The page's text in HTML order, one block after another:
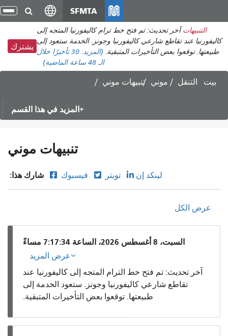
انتقل
إلى
المحتوى
الرئيسي
SFMTA
التنبيهات آخر تحديث: تم فتح خط ترام كاليفورنيا المتجه إلى
كاليفورنيا عند تقاطع شارعي كاليفورنيا وجونز. الخدمة ستعود إلى
طبيعتها. توقعوا بعض التأخيرات المتبقية. (المزيد: 30 تأخيرًا
خلال
الـ 48 ساعة الماضية)
يشترك
بيت التنقل موني تنبيهات موني
المزيد في هذا القسم
تنبيهات موني
شارك هذا: فيسبوك تويتر لينكد إن
عرض الكل
السبت، 8 أغسطس 2026، الساعة 7:17:34 مساءً
عرض المزيد
آخر تحديث: تم فتح خط الترام المتجه إلى كاليفورنيا عند
تقاطع شارعي كاليفورنيا وجونز. ستعود الخدمة إلى
طبيعتها. توقعوا بعض التأخيرات المتبقية.